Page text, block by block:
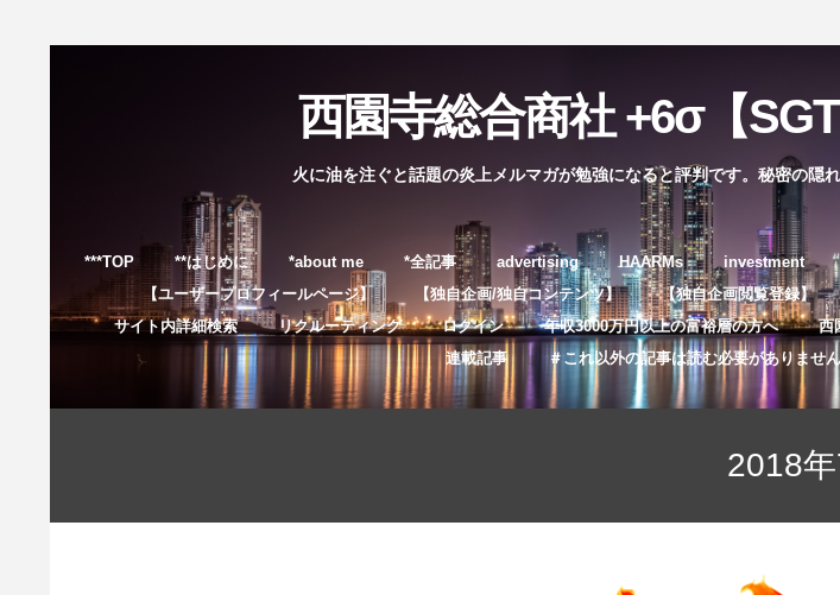
西園寺総合商社 +6σ【
火に油を注ぐと話題の炎上メルマガが勉強になると評判です。秘密の隠
コ
ン
テ
ン
ス
キ
***TOP **はじめに *about me *全記事 advertising HAARMs investment
【ユーザープロフィールページ】
【独自企画/独自コンテンツ】 【独自企画閲覧登録】
サイト内詳細検索
リクルーティング ログイン 年収3000万円以上の富裕層の方へ 西
連載記事
＃これ以外の記事は読む必要がありません
2018年